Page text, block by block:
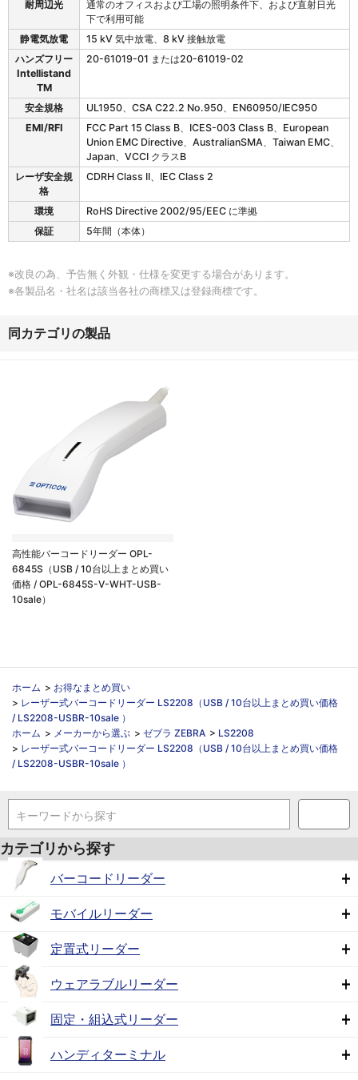
耐周辺光
通常のオフィスおよび工場の照明条件下、および直射日光
下で利用可能
静電気放電
15 kV 気中放電、8 kV 接触放電
ハンズフリー
Intellistand
TM
20-61019-01 または20-61019-02
安全規格
UL1950、CSA C22.2 No.950、EN60950/IEC950
EMI/RFI
FCC Part 15 Class B、ICES-003 Class B、European
Union EMC Directive、AustralianSMA、Taiwan EMC、
Japan、VCCI クラスB
レーザ安全規
格
CDRH Class II、IEC Class 2
環境
RoHS Directive 2002/95/EEC に準拠
保証
5年間（本体）
※改良の為、予告無く外観・仕様を変更する場合があります。
※各製品名・社名は該当各社の商標又は登録商標です。
同カテゴリの製品
高性能バーコードリーダー OPL-
6845S（USB / 10台以上まとめ買い
価格 / OPL-6845S-V-WHT-USB-
10sale）
ホーム > お得なまとめ買い
> レーザー式バーコードリーダー LS2208（USB / 10台以上まとめ買い価格
/ LS2208-USBR-10sale ）
ホーム > メーカーから選ぶ > ゼブラ ZEBRA > LS2208
> レーザー式バーコードリーダー LS2208（USB / 10台以上まとめ買い価格
/ LS2208-USBR-10sale ）
キーワードから探す
カテゴリから探す
バーコードリーダー
モバイルリーダー
定置式リーダー
ウェアラブルリーダー
固定・組込式リーダー
ハンディターミナル